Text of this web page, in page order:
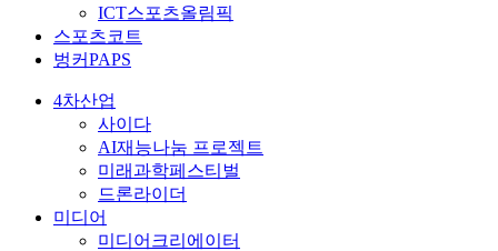
ICT스포츠올림픽
스포츠코트
벙커PAPS
4차산업
사이다
AI재능나눔 프로젝트
미래과학페스티벌
드론라이더
미디어
미디어크리에이터